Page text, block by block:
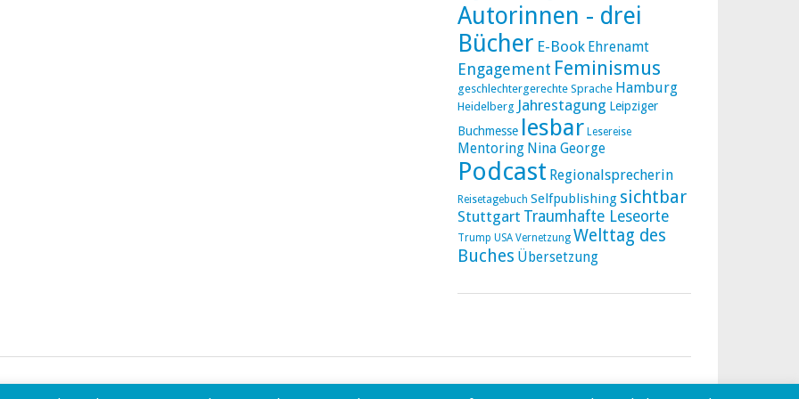
Autorinnen - drei
Bücher E-Book Ehrenamt
Engagement Feminismus
geschlechtergerechte Sprache Hamburg
Heidelberg Jahrestagung Leipziger
Buchmesse lesbar Lesereise
Mentoring Nina George
Podcast Regionalsprecherin
Reisetagebuch Selfpublishing sichtbar
Stuttgart Traumhafte Leseorte
Trump USA Vernetzung Welttag des
Buches Übersetzung